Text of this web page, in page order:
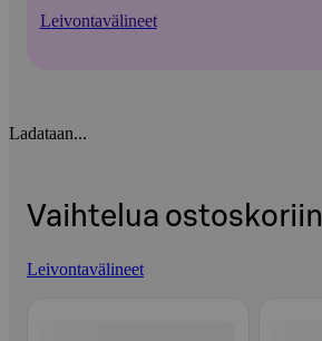
Leivontavälineet
Ladataan...
Vaihtelua ostoskoriin
Leivontavälineet